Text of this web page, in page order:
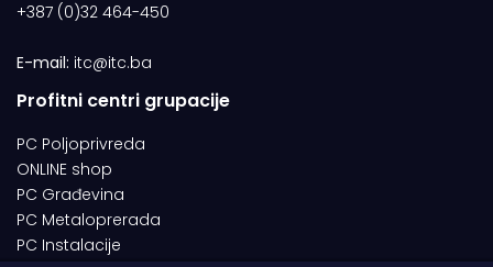
+387 (0)32 464-450
E-mail: itc@itc.ba
Profitni centri grupacije
PC Poljoprivreda
ONLINE shop
PC Građevina
PC Metaloprerada
PC Instalacije